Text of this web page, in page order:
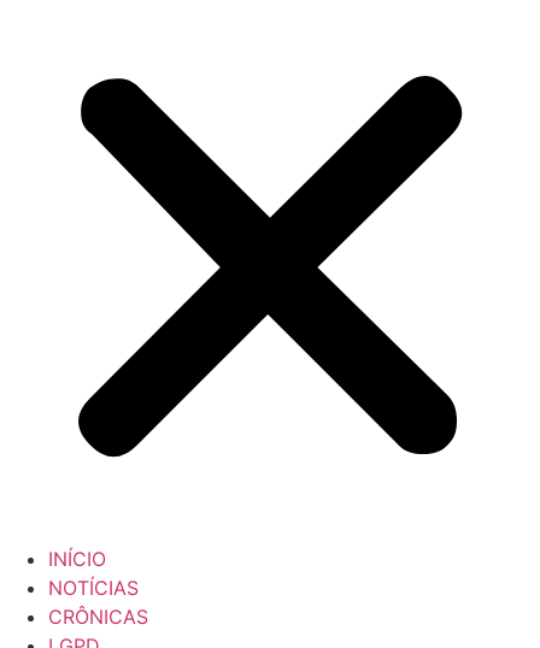
INÍCIO
NOTÍCIAS
CRÔNICAS